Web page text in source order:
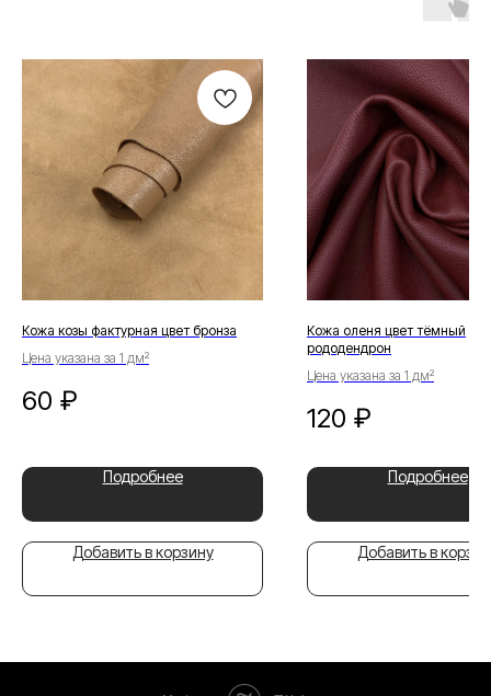
Кожа козы фактурная цвет бронза
Цена указана за 1 дм²
60 ₽
Подробнее
Добавить в корзину
Кожа оленя цвет тёмный
рододендрон
Цена указана за 1 дм²
120 ₽
Подробнее
Добавить в